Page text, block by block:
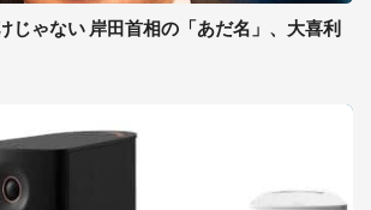
じゃない 岸田首相の「あだ名」、大喜利